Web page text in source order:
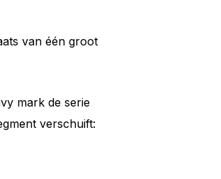
van één groot
mark de serie
verschuift: